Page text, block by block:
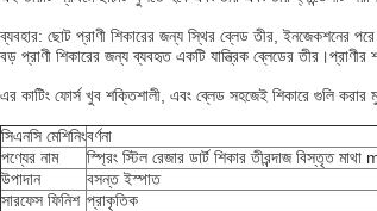
ব্যবহার: ছোট প্রাণী শিকারের জন্য স্থির ব্লেড তীর, ইনজেকশনের
বড় প্রাণী শিকারের জন্য ব্যবহৃত একটি যান্ত্রিক ব্লেডের
এর কাটিং ফোর্স খুব শক্তিশালী, এবং ব্লেড সহজেই শিকারে গুলি করার
সিএনসি মেশিনিংবর্ণনা
পণ্যের নাম
স্প্রিং স্টিল রেজার ডার্ট শিকার তীরন্দাজ বিস্তৃত
উপাদান
বসন্ত ইস্পাত
সারফেস ফিনিশ প্রাকৃতিক